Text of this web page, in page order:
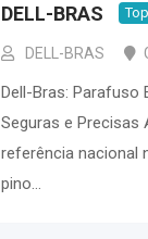
DELL-BRAS
DELL-BRAS
Dell-Bras: Parafuso
Seguras e Precisas
referência nacional
pino…